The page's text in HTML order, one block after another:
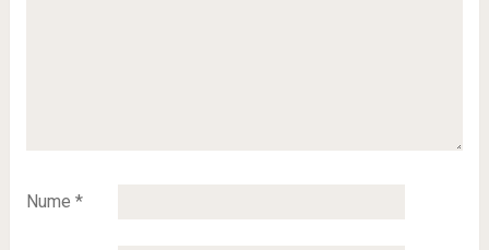
Nume *